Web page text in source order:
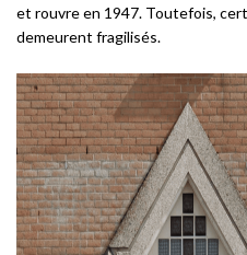
et rouvre en 1947. Toutefois,
demeurent fragilisés.